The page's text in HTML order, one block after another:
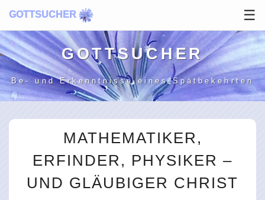
GOTTSUCHER ☰
GOTT­SUCHER
Be- und Erkenntnisse eines Spätbekehrten
MATHEMATIKER,
ERFINDER, PHYSIKER –
UND GLÄUBIGER CHRIST